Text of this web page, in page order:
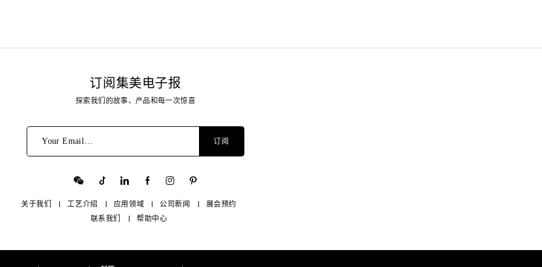
订阅集美电子报
探索我们的故事、产品和每一次惊喜
Your Email… 订阅
关于我们 工艺介绍 应用领域 公司新闻
展会预约
联系我们
帮助中心